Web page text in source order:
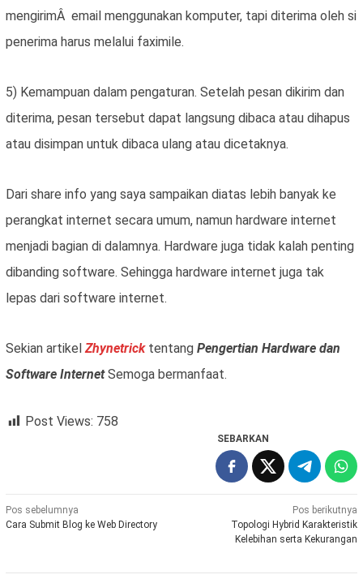
mengirimÂ email menggunakan komputer, tapi diterima oleh si
penerima harus melalui faximile.
5) Kemampuan dalam pengaturan. Setelah pesan dikirim dan
diterima, pesan tersebut dapat langsung dibaca atau dihapus
atau disimpan untuk dibaca ulang atau dicetaknya.
Dari share info yang saya sampaikan diatas lebih banyak ke
perangkat internet secara umum, namun hardware internet
menjadi bagian di dalamnya. Hardware juga tidak kalah penting
dibanding software. Sehingga hardware internet juga tak
lepas dari software internet.
Sekian artikel Zhynetricktentang Pengertian Hardware dan
Software InternetSemoga bermanfaat.
Post Views: 758
SEBARKAN
Navigasi
pos
Pos sebelumnya
Cara Submit Blog ke Web Directory
Pos berikutnya
Topologi Hybrid Karakteristik
Kelebihan serta Kekurangan